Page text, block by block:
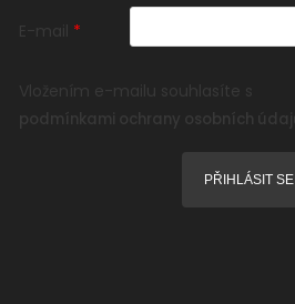
E-mail
Vložením e-mailu souhlasíte s
podmínkami ochrany osobních údajů
PŘIHLÁSIT SE